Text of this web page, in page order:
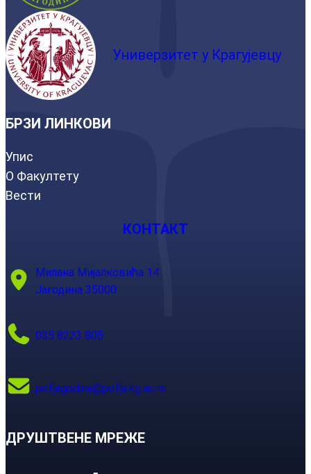
Универзитет у Крагујевцу
БРЗИ ЛИНКОВИ
Упис
О Факултету
Вести
КОНТАКТ
Милана Мијалковића 14
Јагодина 35000
035 8223 805
pefjagodina@pefja.kg.ac.rs
ДРУШТВЕНЕ МРЕЖЕ